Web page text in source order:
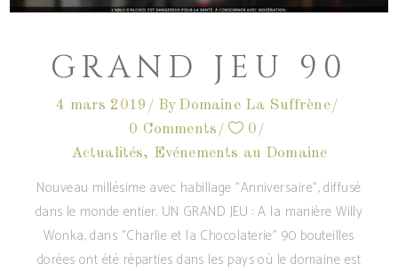
GRAND JEU 90
4 mars 2019 By Domaine La Suffrène
0 Comments
0
Actualités, Evénements au Domaine
Nouveau millésime avec habillage "Anniversaire", diffusé
dans le monde entier. UN GRAND JEU : A la manière Willy
Wonka, dans "Charlie et la Chocolaterie" 90 bouteilles
dorées ont été réparties dans les pays où le domaine est